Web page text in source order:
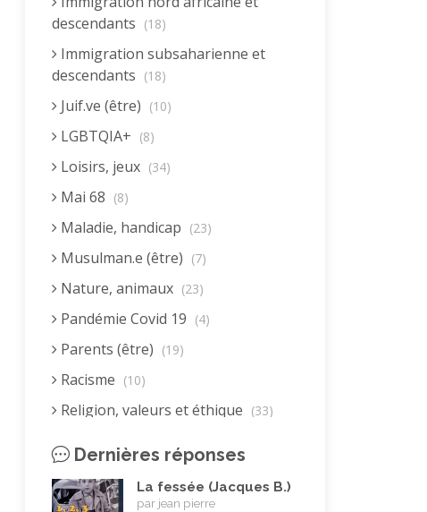
descendants (18)
Immigration subsaharienne et
descendants (18)
Juif.ve (être) (10)
LGBTQIA+ (8)
Loisirs, jeux (34)
Mai 68 (8)
Maladie, handicap (23)
Musulman.e (être) (7)
Nature, animaux (23)
Pandémie Covid 19 (4)
Parents (être) (19)
Racisme (10)
Religion, valeurs et éthique (33)
Rêves (12)
Dernières réponses
La fessée (Jacques B.)
par jean pierre